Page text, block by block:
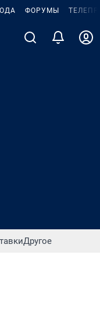
ФОРУМЫ
Другое